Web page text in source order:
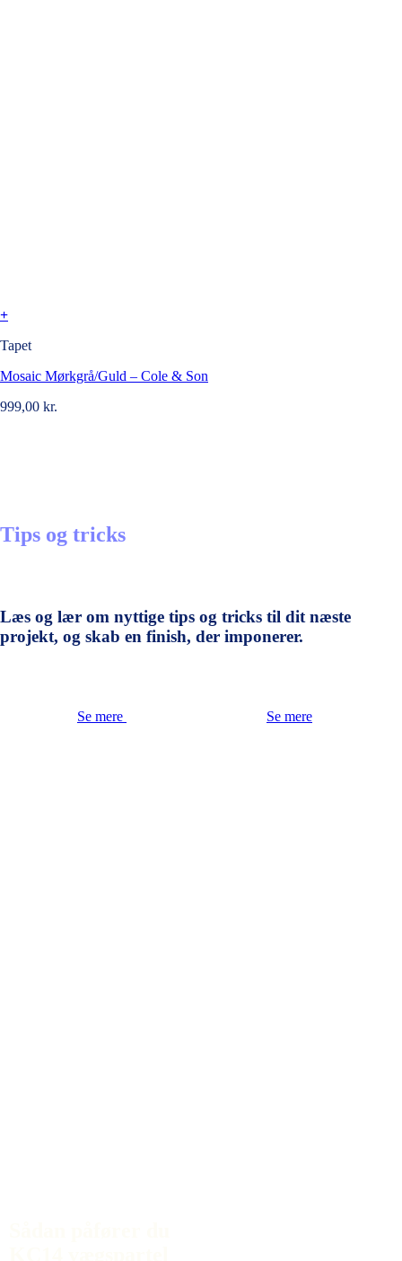
+
Tapet
Mosaic Mørkgrå/Guld – Cole & Son
999,00 kr.
Tips og tricks
Læs og lær om nyttige tips og tricks til dit næste
projekt, og skab en finish, der imponerer.
Se mere Se mere